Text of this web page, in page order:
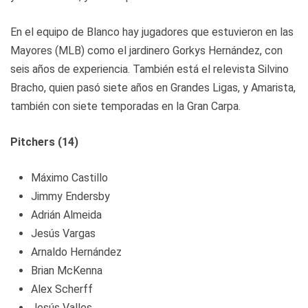
En el equipo de Blanco hay jugadores que estuvieron en las
Mayores (MLB) como el jardinero Gorkys Hernández, con
seis años de experiencia. También está el relevista Silvino
Bracho, quien pasó siete años en Grandes Ligas, y Amarista,
también con siete temporadas en la Gran Carpa.
Pitchers (14)
Máximo Castillo
Jimmy Endersby
Adrián Almeida
Jesús Vargas
Arnaldo Hernández
Brian McKenna
Alex Scherff